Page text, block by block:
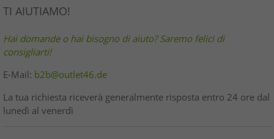
TI AIUTIAMO!
Hai domande o hai bisogno di aiuto? Saremo felici di
consigliarti!
E-Mail: b2b@outlet46.de
La tua richiesta riceverà generalmente risposta entro 24 ore dal
lunedì al venerdì